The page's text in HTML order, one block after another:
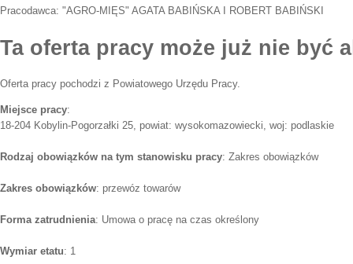
Pracodawca: "AGRO-MIĘS" AGATA BABIŃSKA I ROBERT BABIŃSKI
Ta oferta pracy może już nie być
Oferta pracy pochodzi z Powiatowego Urzędu Pracy.
Miejsce pracy:
18-204 Kobylin-Pogorzałki 25, powiat: wysokomazowiecki, woj: podlaskie
Rodzaj obowiązków na tym stanowisku pracy: Zakres obowiązków
Zakres obowiązków: przewóz towarów
Forma zatrudnienia: Umowa o pracę na czas określony
Wymiar etatu: 1